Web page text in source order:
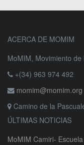
ACERCA DE MOMIM
MoMIM, Movimiento
+(34) 963 974 492
momim@momim.org
Camino de la
ÚLTIMAS NOTICIAS
MoMIM Camiri-